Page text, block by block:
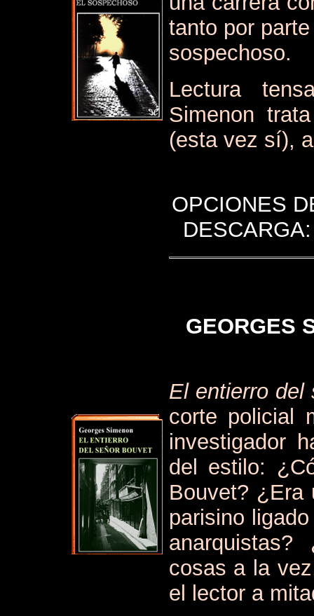
tanto por
sospechoso.
Lectura
Simenon
(esta vez sí),
OPCIONES
DESCARGA:
GEORGES
El entierro del
corte policial
investigador
del estilo:
Bouvet? ¿Era
parisino
cosas a la
el lector a